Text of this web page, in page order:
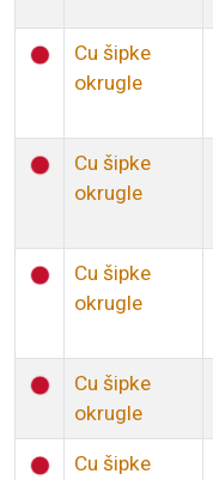
Cu šipke
okrugle
Cu šipke
okrugle
Cu šipke
okrugle
Cu šipke
okrugle
Cu šipke